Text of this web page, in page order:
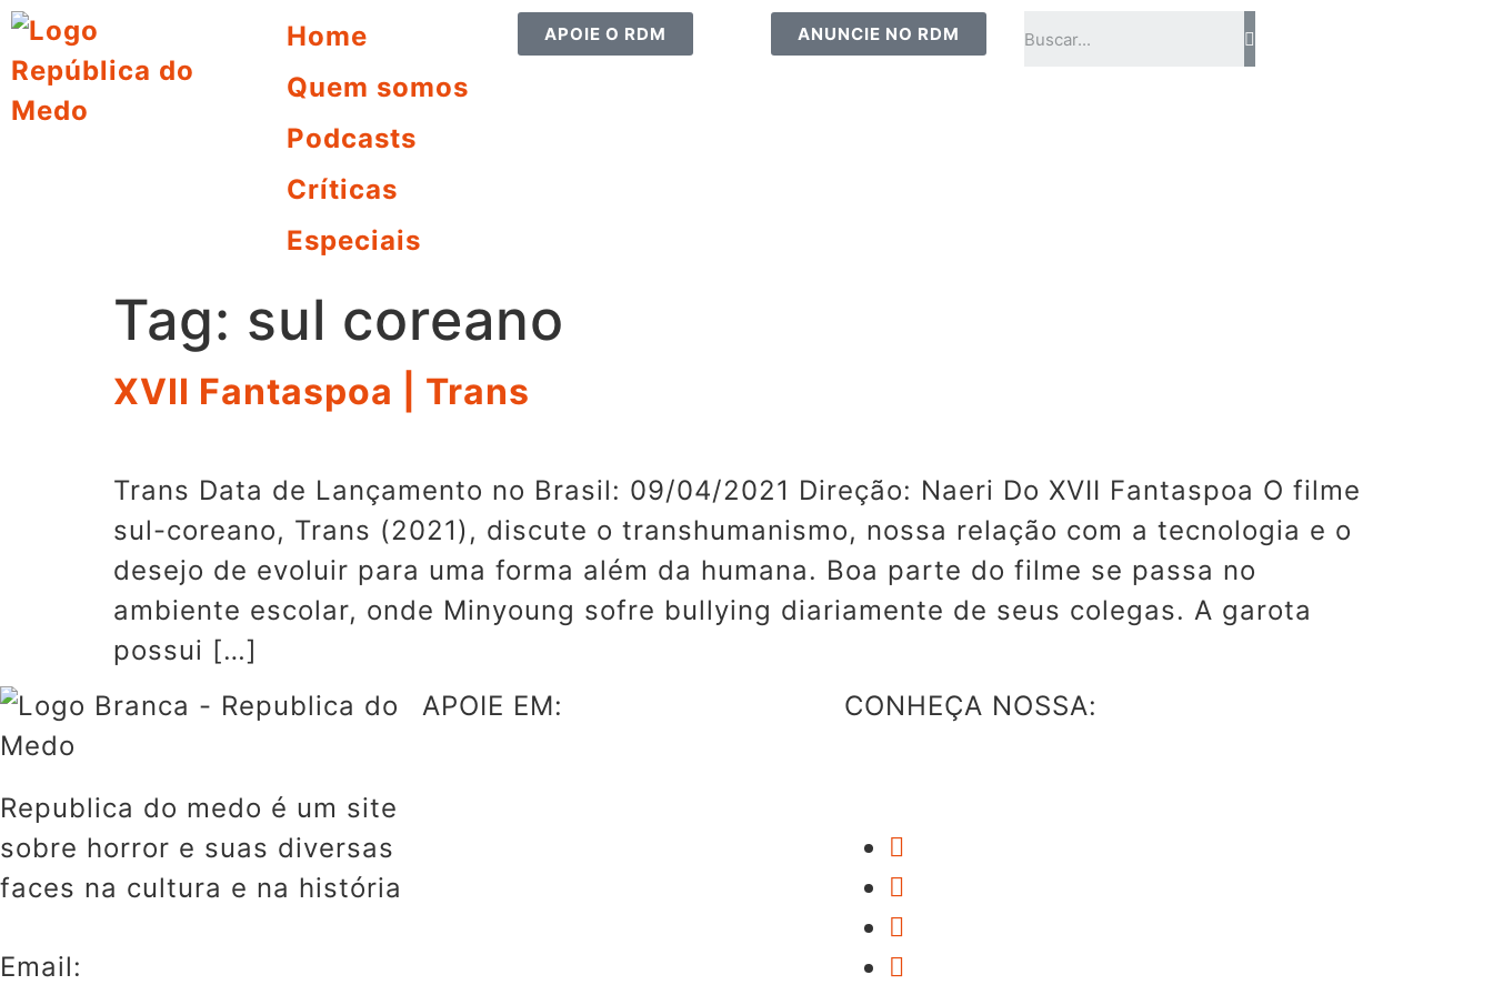
Home
Quem somos
Podcasts
Críticas
Especiais
APOIE O RDM ANUNCIE NO RDM
Tag: sul coreano
XVII Fantaspoa | Trans
Trans Data de Lançamento no Brasil: 09/04/2021 Direção: Naeri Do XVII Fantaspoa O filme
sul-coreano, Trans (2021), discute o transhumanismo, nossa relação com a tecnologia e o
desejo de evoluir para uma forma além da humana. Boa parte do filme se passa no
ambiente escolar, onde Minyoung sofre bullying diariamente de seus colegas. A garota
possui […]
Republica do medo é um site
sobre horror e suas diversas
faces na cultura e na história
Email:
APOIE EM: CONHEÇA NOSSA: